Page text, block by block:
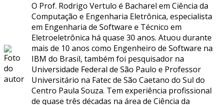
O Prof. Rodrigo Vertulo é Bacharel em Ciência da
Computação e Engenharia Eletrônica, especialista
em Engenharia de Software e Técnico em
Eletroeletrônica há quase 30 anos. Atuou durante
mais de 10 anos como Engenheiro de Software na
IBM do Brasil, também foi pesquisador na
Universidade Federal de São Paulo e Professor
Universitário na Fatec de São Caetano do Sul do
Centro Paula Souza. Tem experiência profissional
de quase três décadas na área de Ciência da